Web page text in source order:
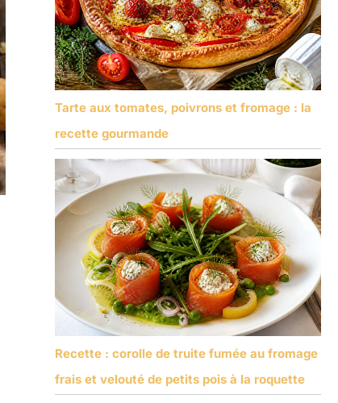
Tarte aux tomates, poivrons et fromage : la
recette gourmande
Recette : corolle de truite fumée au fromage
frais et velouté de petits pois à la roquette